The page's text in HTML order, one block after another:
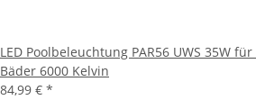
LED Poolbeleuchtung PAR56 UWS 35W
Bäder 6000 Kelvin
84,99 € *